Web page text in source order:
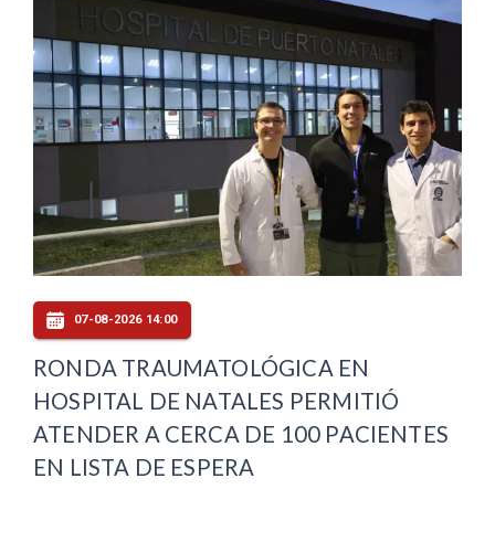
07-08-2026 14:00
RONDA TRAUMATOLÓGICA EN
HOSPITAL DE NATALES PERMITIÓ
ATENDER A CERCA DE 100 PACIENTES
EN LISTA DE ESPERA